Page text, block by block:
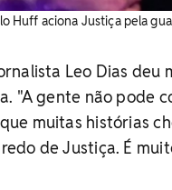
Huff aciona Justiça pela
Leo Dias deu
"A gente não pode
muitas histórias
de Justiça. É